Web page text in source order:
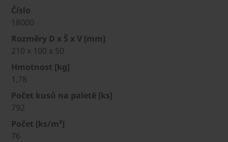
Číslo
18000
Rozměry D x Š x V [mm]
210 x 100 x 50
Hmotnost [kg]
1,78
Počet kusů na paletě [ks]
792
Počet [ks/m²]
76